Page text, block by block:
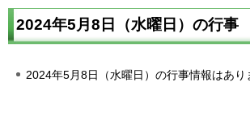
2024年5月8日（水曜日）の行事
2024年5月8日（水曜日）の行事情報はあり